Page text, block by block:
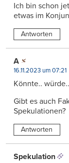
Ich bin schon
etwas im
Antworten
A
16.11.2023 um 07:21
Könnte..
Gibt es auch
Spekulationen?
Antworten
Spekulation